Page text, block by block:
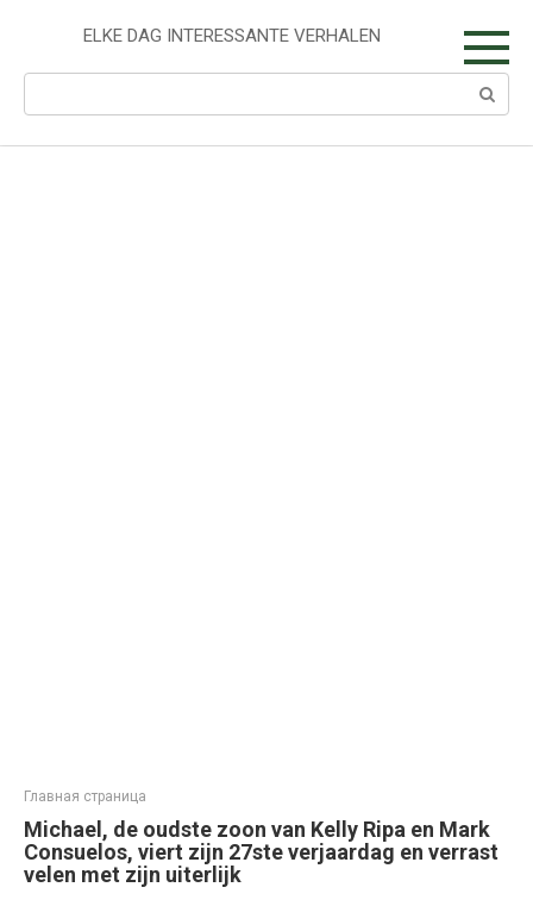
ELKE DAG INTERESSANTE VERHALEN
Search:
Главная страница
Michael, de oudste zoon van Kelly Ripa en Mark
Consuelos, viert zijn 27ste verjaardag en verrast
velen met zijn uiterlijk